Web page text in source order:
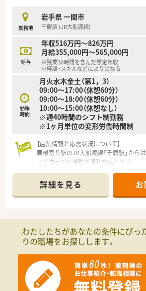
時代に合わせた先進的な取り組みを次々
【こんな方にオススメ】
■総合病院門前の薬局で多様な処方箋を
対応力をさらに磨き上げたい方にとても
■豊富なノウハウがある環境で在宅医療
の第一線で貢献したい方に最適な求人案
■福利厚生が充実した大手の環境のもと
スを重視しながら長く腰を据えて働きた
勤務地
岩手県 一関市
千厩駅 (JR大船渡線)
給与
年収516万円～826万円
月給355,000円～565,000円
※残業30時間を含んだ想定年収
※経験・スキルなどにより異なる
勤務
時間
月火水木金土（第1，3）
09:00～17:00（休憩60分）
09:00～18:00（休憩60分）
10:00～15:00（休憩なし）
※週40時間のシフト制勤務
※1ヶ月単位の変形労働時間制
【店舗情報と応需状況について】
■最寄り駅のJR大船渡線「千厩駅」から
マイカーでの通勤が便利な店舗です。
日約70枚の処方箋を応需しています。
■薬剤師は常勤3名、医療事務は4名が在
の業務負担が少なく、協力し合える環境
■地域医療への貢献をさらに強化するた
に成長していける新しい仲間を心待ちに
■未経験の方やブランクがある方も歓迎
制度のもとで学びたいという意欲のある
■患者様やスタッフとのコミュニケーシ
ワークを尊重しながら前向きに業務に
す。
詳細を見る
わたしたちがあなたの条件にぴっ
りの職場をお探しします。